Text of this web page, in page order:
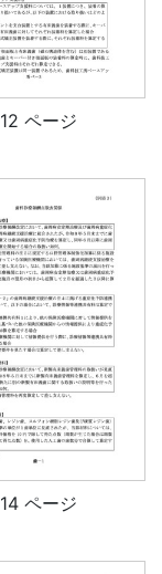
12 ページ
14 ページ